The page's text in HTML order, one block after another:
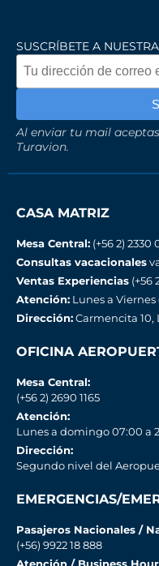
SUSCRÍBETE A
Al enviar tu mail
Turavion.
CASA MATRIZ
Mesa Central: (+56 2) 2330
Consultas vacacionales
Ventas Experiencias (+56
Atención: Lunes a
Dirección:Carmencita 10,
OFICINA
Mesa Central:
(+56 2) 2690 1165
Atención:
Lunes a domingo 07:00 a
Dirección:
Segundo nivel del
EMERGENCIAS/
Pasajeros Nacionales /
(+56) 9922 18 888